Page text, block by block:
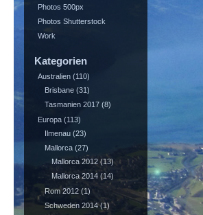
Photos 500px
Photos Shutterstock
Work
Kategorien
Australien(110)
Brisbane(31)
Tasmanien 2017(8)
Europa(113)
Ilmenau(23)
Mallorca(27)
Mallorca 2012(13)
Mallorca 2014(14)
Rom 2012(1)
Schweden 2014(1)